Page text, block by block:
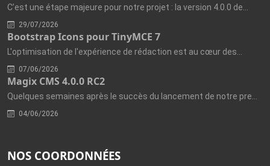
C’est une étape majeure pour notre projet : la version 4.0.0 de...
29/07/2026
Bootstrap Icons pour TinyMCE 7
L'optimisation de l'expérience de rédaction est au cœur des...
07/06/2026
Magix CMS 4.0.0 RC2
04/06/2026
NOS COORDONNÉES